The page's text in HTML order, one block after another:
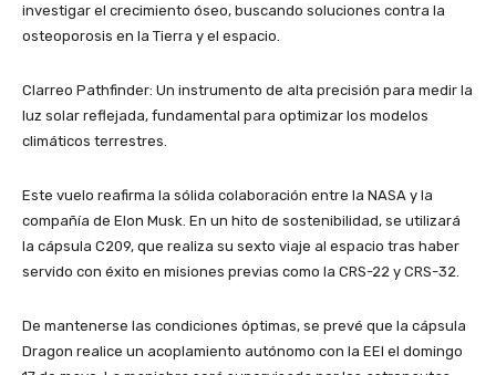
investigar el crecimiento óseo, buscando soluciones contra la
osteoporosis en la Tierra y el espacio.
​Clarreo Pathfinder: Un instrumento de alta precisión para medir la
luz solar reflejada, fundamental para optimizar los modelos
climáticos terrestres.
​Este vuelo reafirma la sólida colaboración entre la NASA y la
compañía de Elon Musk. En un hito de sostenibilidad, se utilizará
la cápsula C209, que realiza su sexto viaje al espacio tras haber
servido con éxito en misiones previas como la CRS-22 y CRS-32.
​De mantenerse las condiciones óptimas, se prevé que la cápsula
Dragon realice un acoplamiento autónomo con la EEI el domingo